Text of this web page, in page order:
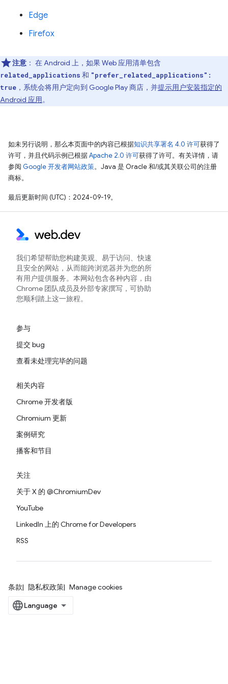
Edge
Firefox
注意 ： 在 Android 上，如果 Web 应用清单包含
related_applications 和 "prefer_related_applications":
true ，系统会将用户定向到 Google Play 商店，并提示用户安装指定的
Android 应用。
如未另行说明，那么本页面中的内容已根据知识共享署名 4.0 许可获得了
许可，并且代码示例已根据Apache 2.0 许可获得了许可。有关详情，请
参阅 Google 开发者网站政策。Java 是 Oracle 和/或其关联公司的注册
商标。
最后更新时间 (UTC)：2024-09-19。
我们希望帮助您构建美观、易于访问、快速
且安全的网站，从而能跨浏览器并为您的所
有用户提供服务。本网站包含各种内容，由
Chrome 团队成员及外部专家撰写，可协助
您顺利踏上这一旅程。
参与
提交 bug
查看未处理完毕的问题
相关内容
Chrome 开发者版
Chromium 更新
案例研究
播客和节目
关注
关于 X 的 @ChromiumDev
YouTube
LinkedIn 上的 Chrome for Developers
RSS
条款 隐私权政策 Manage cookies